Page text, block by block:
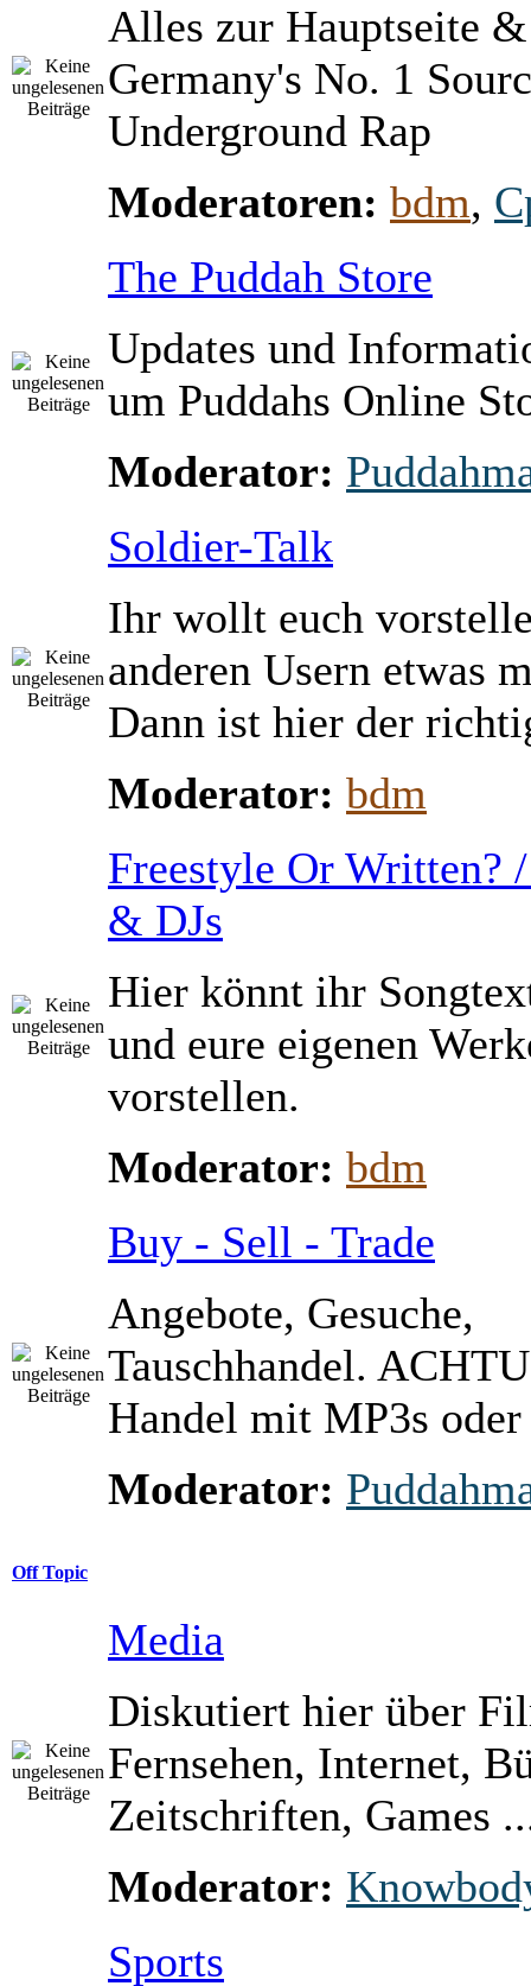
Alles zur Hauptseite
Germany's No. 1
Underground Rap
Moderatoren: bdm,
The Puddah Store
Updates und
um Puddahs Online
Moderator:
Soldier-Talk
Ihr wollt euch
anderen Usern etwas
Dann ist hier der
Moderator: bdm
Freestyle Or Written?
& DJs
Hier könnt ihr
und eure eigenen
vorstellen.
Moderator: bdm
Buy - Sell - Trade
Angebote, Gesuche,
Tauschhandel.
Handel mit MP3s
Moderator:
Off Topic
Media
Diskutiert hier über
Fernsehen, Internet,
Zeitschriften, Games
Moderator:
Sports